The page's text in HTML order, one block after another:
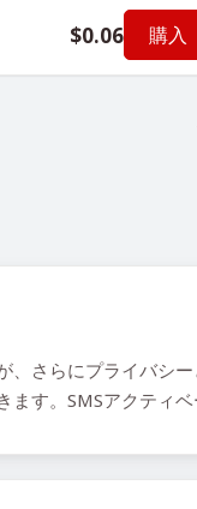
$0.06 購入
さらにプライバシ
す。SMSアクティ